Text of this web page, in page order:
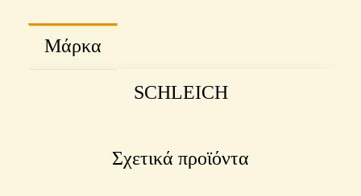
Μάρκα
SCHLEICH
Σχετικά προϊόντα